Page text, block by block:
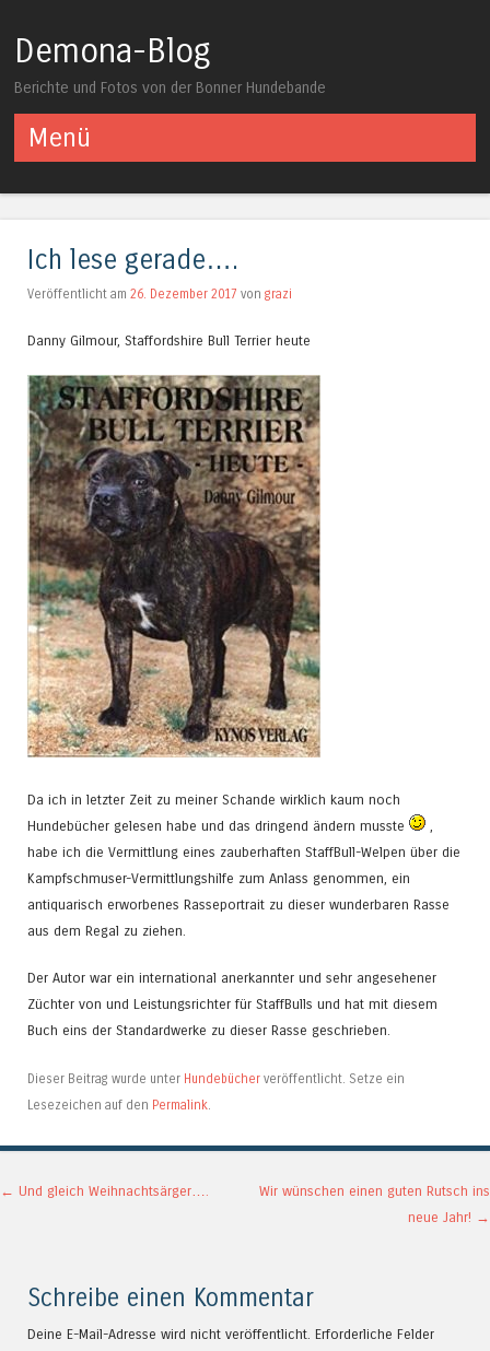
Demona-Blog
Berichte und Fotos von der Bonner Hundebande
Menü
Ich lese gerade….
Veröffentlicht am 26. Dezember 2017 von grazi
Danny Gilmour, Staffordshire Bull Terrier heute
Da ich in letzter Zeit zu meiner Schande wirklich kaum noch
Hundebücher gelesen habe und das dringend ändern musste
,
habe ich die Vermittlung eines zauberhaften StaffBull-Welpen über die
Kampfschmuser-Vermittlungshilfe zum Anlass genommen, ein
antiquarisch erworbenes Rasseportrait zu dieser wunderbaren Rasse
aus dem Regal zu ziehen.
Der Autor war ein international anerkannter und sehr angesehener
Züchter von und Leistungsrichter für StaffBulls und hat mit diesem
Buch eins der Standardwerke zu dieser Rasse geschrieben.
Dieser Beitrag wurde unter Hundebücher veröffentlicht. Setze ein
Lesezeichen auf den Permalink
Artikel-Navigation
← Und gleich Weihnachtsärger….
Wir wünschen einen guten Rutsch ins
neue Jahr! →
Schreibe einen Kommentar
Deine E-Mail-Adresse wird nicht veröffentlicht. Erforderliche Felder